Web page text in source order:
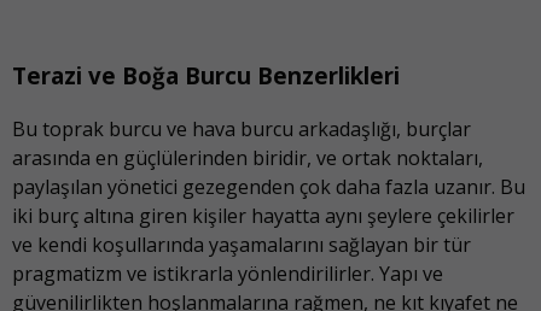
Terazi ve Boğa Burcu Benzerlikleri
Bu toprak burcu ve hava burcu arkadaşlığı, burçlar
arasında en güçlülerinden biridir, ve ortak noktaları,
paylaşılan yönetici gezegenden çok daha fazla uzanır. Bu
iki burç altına giren kişiler hayatta aynı şeylere çekilirler
ve kendi koşullarında yaşamalarını sağlayan bir tür
pragmatizm ve istikrarla yönlendirilirler. Yapı ve
güvenilirlikten hoşlanmalarına rağmen, ne kıt kıyafet ne